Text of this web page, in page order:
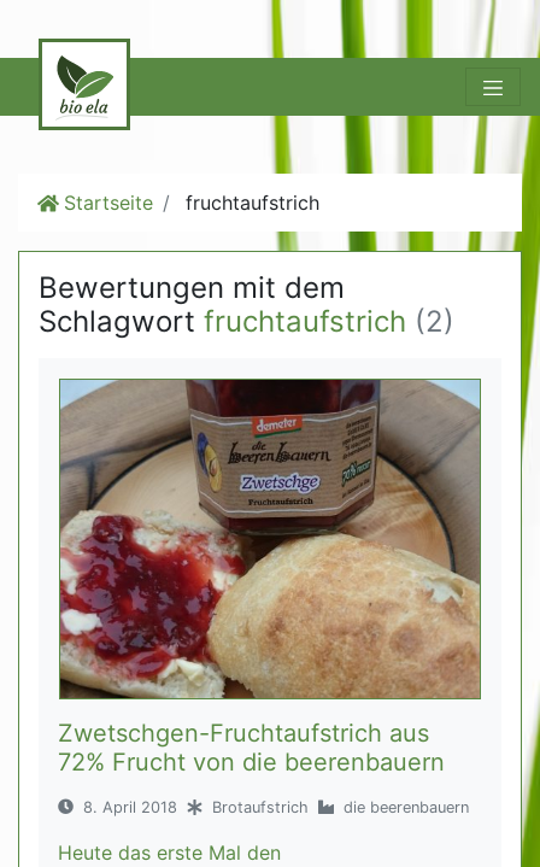
Startseite fruchtaufstrich
Bewertungen mit dem
Schlagwort fruchtaufstrich (2)
Zwetschgen-Fruchtaufstrich aus
72% Frucht von die beerenbauern
8. April 2018 Brotaufstrich die beerenbauern
Heute das erste Mal den